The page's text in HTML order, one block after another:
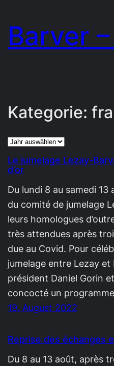
Inhalt
springen
Barver
Kategorie:
Archiv
Le jumelage Lezay-
d’or
Du lundi 8 au samedi
du comité de jumelage
leurs homologues
très attendues après
due au Covid. Pour
jumelage entre Lezay
président Daniel Gorin
concocté un
19. August 2022
Reprise des échanges
Du 8 au 13 août, après